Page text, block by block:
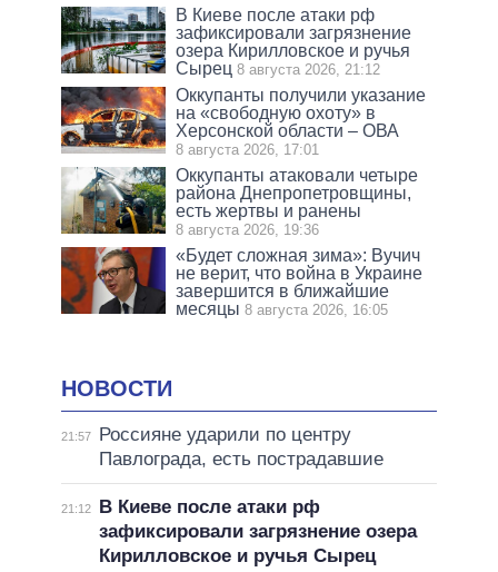
В Киеве после атаки рф
зафиксировали загрязнение
озера Кирилловское и ручья
Сырец 8 августа 2026, 21:12
Оккупанты получили указание
на «свободную охоту» в
Херсонской области – ОВА
8 августа 2026, 17:01
Оккупанты атаковали четыре
района Днепропетровщины,
есть жертвы и ранены
8 августа 2026, 19:36
«Будет сложная зима»: Вучич
не верит, что война в Украине
завершится в ближайшие
месяцы 8 августа 2026, 16:05
НОВОСТИ
21:57
Россияне ударили по центру
Павлограда, есть пострадавшие
21:12
В Киеве после атаки рф
зафиксировали загрязнение озера
Кирилловское и ручья Сырец